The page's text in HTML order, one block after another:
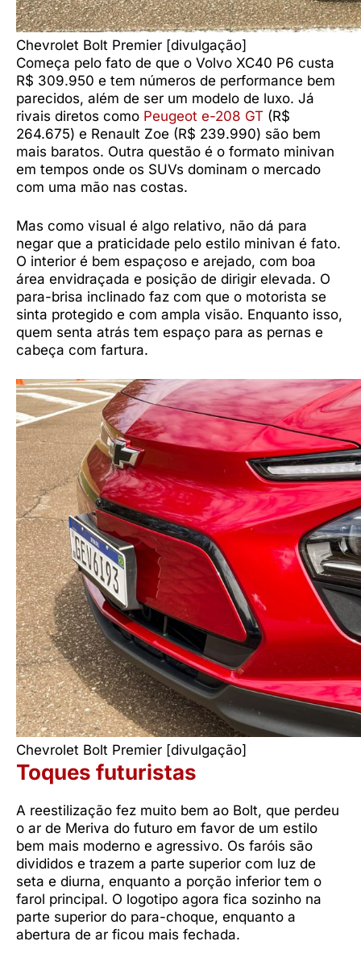
Chevrolet Bolt Premier [divulgação]
Começa pelo fato de que o Volvo XC40 P6 custa
R$ 309.950 e tem números de performance bem
parecidos, além de ser um modelo de luxo. Já
rivais diretos como Peugeot e-208 GT (R$
264.675) e Renault Zoe (R$ 239.990) são bem
mais baratos. Outra questão é o formato minivan
em tempos onde os SUVs dominam o mercado
com uma mão nas costas.
Mas como visual é algo relativo, não dá para
negar que a praticidade pelo estilo minivan é fato.
O interior é bem espaçoso e arejado, com boa
área envidraçada e posição de dirigir elevada. O
para-brisa inclinado faz com que o motorista se
sinta protegido e com ampla visão. Enquanto isso,
quem senta atrás tem espaço para as pernas e
cabeça com fartura.
Chevrolet Bolt Premier [divulgação]
Toques futuristas
A reestilização fez muito bem ao Bolt, que perdeu
o ar de Meriva do futuro em favor de um estilo
bem mais moderno e agressivo. Os faróis são
divididos e trazem a parte superior com luz de
seta e diurna, enquanto a porção inferior tem o
farol principal. O logotipo agora fica sozinho na
parte superior do para-choque, enquanto a
abertura de ar ficou mais fechada.